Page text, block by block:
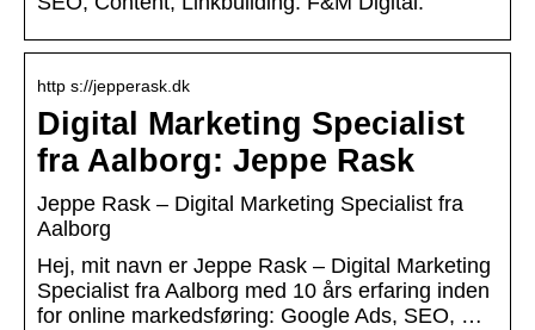
http s://jepperask.dk
Digital Marketing Specialist
fra Aalborg: Jeppe Rask
Jeppe Rask – Digital Marketing Specialist fra
Aalborg
Hej, mit navn er Jeppe Rask – Digital Marketing
Specialist fra Aalborg med 10 års erfaring inden
for online markedsføring: Google Ads, SEO, …